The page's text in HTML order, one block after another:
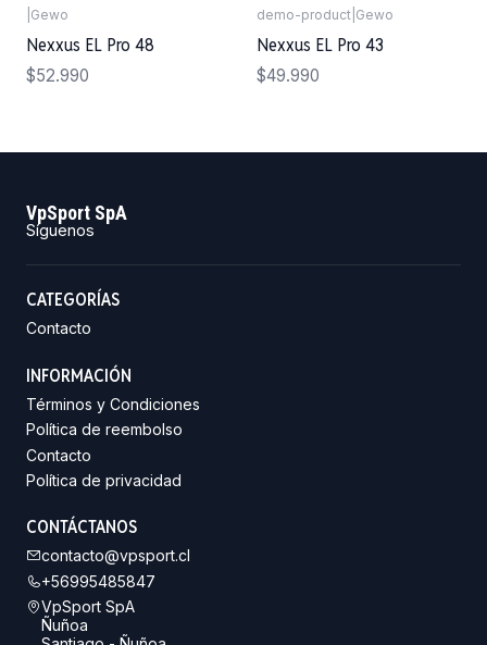
Gewo
Nexxus EL Pro 48
$52.990
demo-product Gewo
Nexxus EL Pro 43
$49.990
VpSport SpA
Síguenos
CATEGORÍAS
Contacto
INFORMACIÓN
Términos y Condiciones
Política de reembolso
Contacto
Política de privacidad
CONTÁCTANOS
contacto@vpsport.cl
+56995485847
VpSport SpA
Ñuñoa